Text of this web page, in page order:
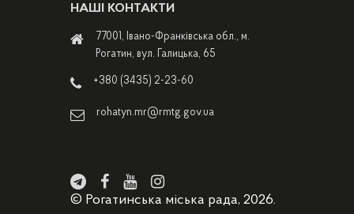
НАШІ КОНТАКТИ
77001, Івано-Франківська обл., м.
Рогатин, вул. Галицька, 65
+380 (3435) 2-23-60
rohatyn.mr@rmtg.gov.ua
© Рогатинська міська рада, 2026.